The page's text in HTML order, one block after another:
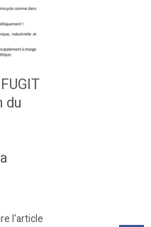
du
l'article